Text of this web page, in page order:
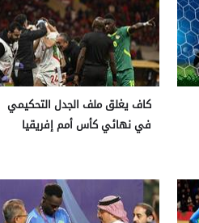
كاف يغلق ملف الجدل التحكيمي
في نهائي كأس أمم إفريقيا